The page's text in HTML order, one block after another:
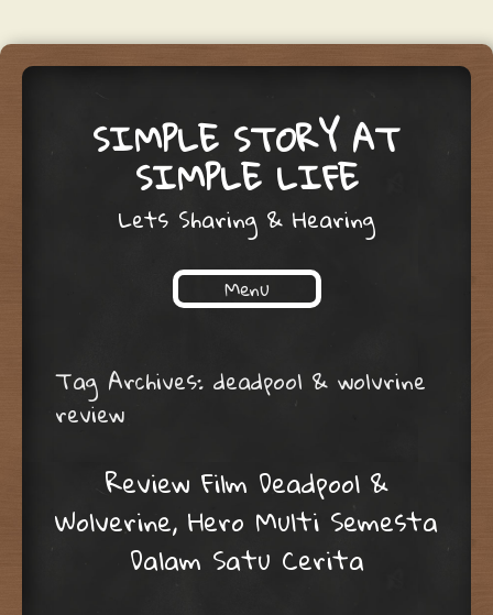
SIMPLE STORY AT
SIMPLE LIFE
Lets Sharing & Hearing
Menu
Tag Archives: deadpool & wolvrine
review
Review Film Deadpool &
Wolverine, Hero Multi Semesta
Dalam Satu Cerita